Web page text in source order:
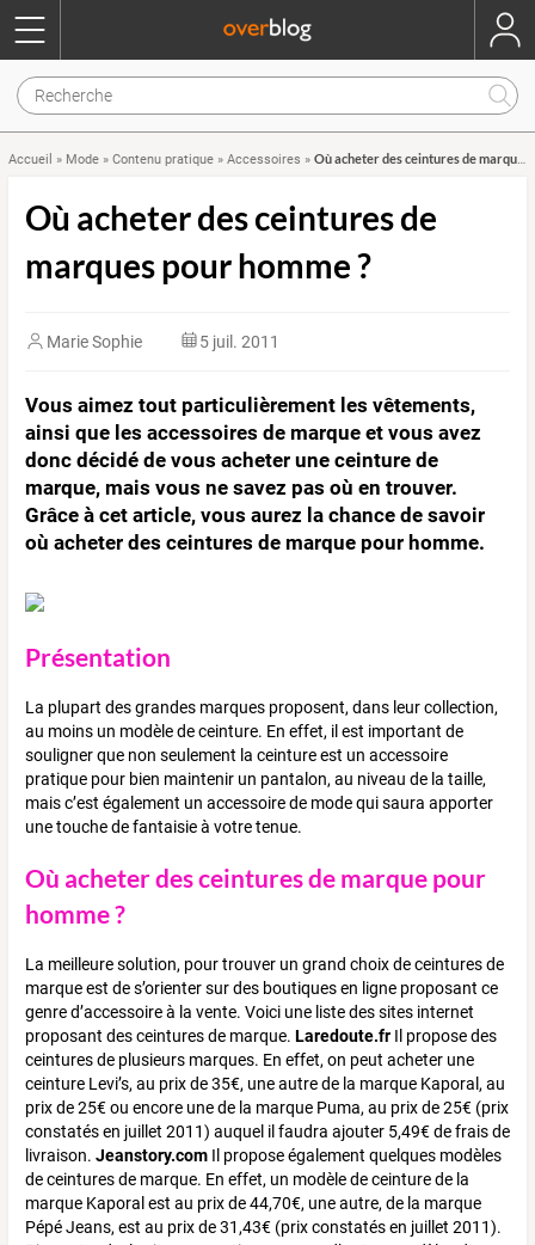
Accueil » Mode » Contenu pratique » Accessoires » Où acheter des ceintures de marques pour homme ?
Où acheter des ceintures de
marques pour homme ?
Marie Sophie 5 juil. 2011
Vous aimez tout particulièrement les vêtements,
ainsi que les accessoires de marque et vous avez
donc décidé de vous acheter une ceinture de
marque, mais vous ne savez pas où en trouver.
Grâce à cet article, vous aurez la chance de savoir
où acheter des ceintures de marque pour homme.
Présentation
La plupart des grandes marques proposent, dans leur collection,
au moins un modèle de ceinture. En effet, il est important de
souligner que non seulement la ceinture est un accessoire
pratique pour bien maintenir un pantalon, au niveau de la taille,
mais c’est également un accessoire de mode qui saura apporter
une touche de fantaisie à votre tenue.
Où acheter des ceintures de marque pour
homme ?
La meilleure solution, pour trouver un grand choix de ceintures de
marque est de s’orienter sur des boutiques en ligne proposant ce
genre d’accessoire à la vente. Voici une liste des sites internet
proposant des ceintures de marque. Laredoute.fr Il propose des
ceintures de plusieurs marques. En effet, on peut acheter une
ceinture Levi’s, au prix de 35€, une autre de la marque Kaporal, au
prix de 25€ ou encore une de la marque Puma, au prix de 25€ (prix
constatés en juillet 2011) auquel il faudra ajouter 5,49€ de frais de
livraison. Jeanstory.com Il propose également quelques modèles
de ceintures de marque. En effet, un modèle de ceinture de la
marque Kaporal est au prix de 44,70€, une autre, de la marque
Pépé Jeans, est au prix de 31,43€ (prix constatés en juillet 2011).